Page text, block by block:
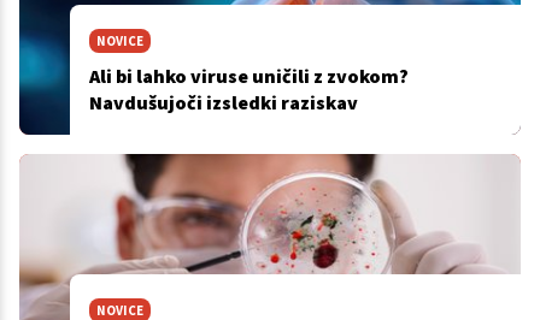
NOVICE
Ali bi lahko viruse uničili z zvokom?
Navdušujoči izsledki raziskav
NOVICE